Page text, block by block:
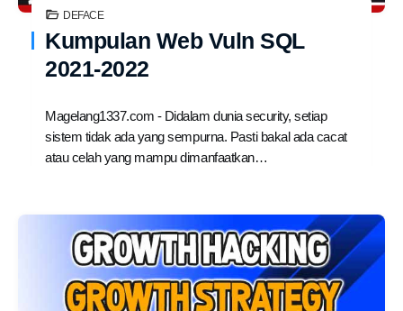
Kumpulan Web Vuln SQL
2021-2022
Magelang1337.com - Didalam dunia security, setiap
sistem tidak ada yang sempurna. Pasti bakal ada cacat
atau celah yang mampu dimanfaatkan…
DEFACE